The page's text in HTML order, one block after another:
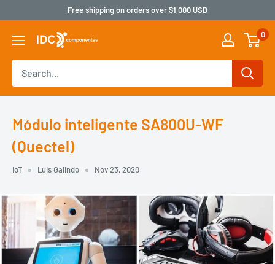
Free shipping on orders over $1,000 USD
0
Módulo inteligente SA800U-WF
(Quectel)
IoT Luis Galindo Nov 23, 2020